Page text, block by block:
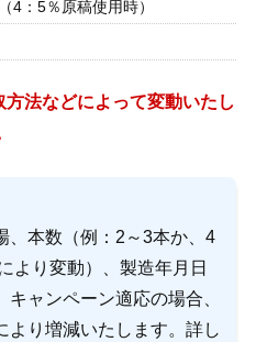
4：5％原稿使用時）
法などによって変動いたし
、本数（例：2～3本か、4
より変動）、製造年月日
ャンペーン適応の場合、
より増減いたします。詳し